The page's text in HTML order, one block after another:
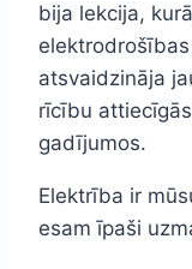
bija lekcija,
atsvaidzināja
rīcību
gadījumos.
Elektrība ir
esam īpaši